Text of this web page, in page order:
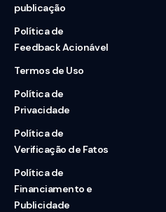
publicação
Política de
Feedback Acionável
Termos de Uso
Política de
Privacidade
Política de
Verificação de Fatos
Política de
Financiamento e
Publicidade